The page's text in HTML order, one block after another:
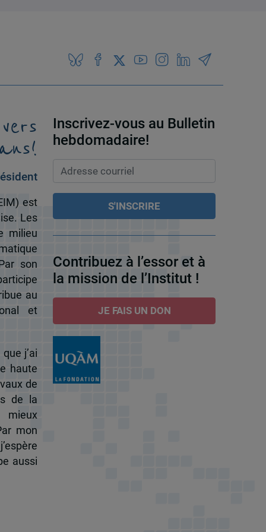
est
Les
milieu
son
au
et
j’ai
haute
de
de la
mieux
mon
aussi
Inscrivez-vous au Bulletin
hebdomadaire!
Contribuez à l’essor et à
la mission de l’Institut !
JE FAIS UN DON